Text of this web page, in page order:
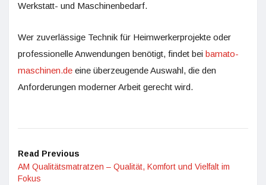
Werkstatt- und Maschinenbedarf.
Wer zuverlässige Technik für Heimwerkerprojekte oder
professionelle Anwendungen benötigt, findet bei bamato-
maschinen.de eine überzeugende Auswahl, die den
Anforderungen moderner Arbeit gerecht wird.
Read Previous
AM Qualitätsmatratzen – Qualität, Komfort und Vielfalt im
Fokus